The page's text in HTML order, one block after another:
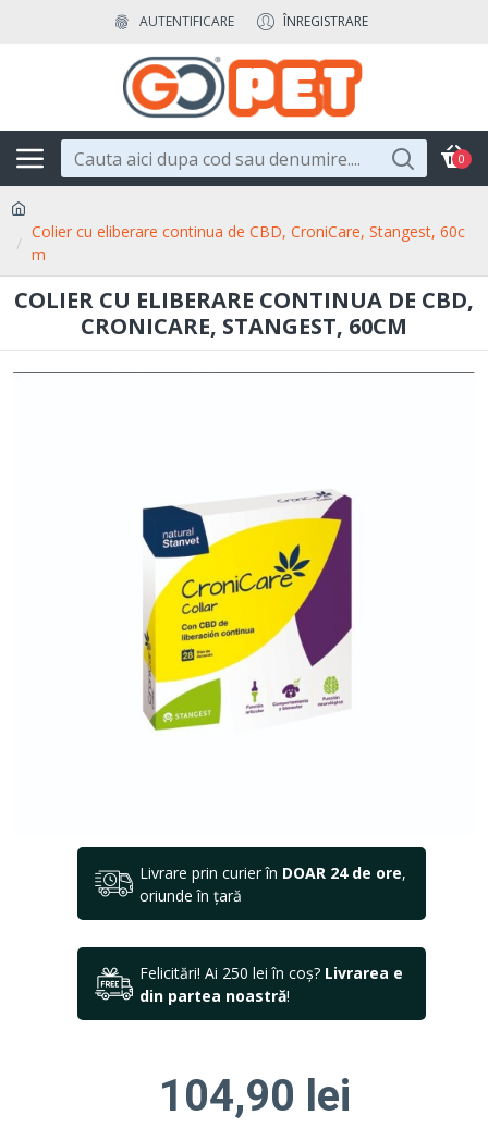
AUTENTIFICARE ÎNREGISTRARE
0
Colier cu eliberare continua de CBD, CroniCare, Stangest, 60c
m
COLIER CU ELIBERARE CONTINUA DE CBD,
CRONICARE, STANGEST, 60CM
Livrare prin curier în DOAR 24 de ore,
oriunde în țară
Felicitări! Ai 250 lei în coș? Livrarea e
din partea noastră!
104,90 lei